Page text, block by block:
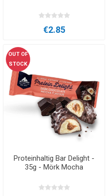
€2.85
OUT OF
STOCK
Proteinhaltig Bar Delight -
35g - Mörk Mocha